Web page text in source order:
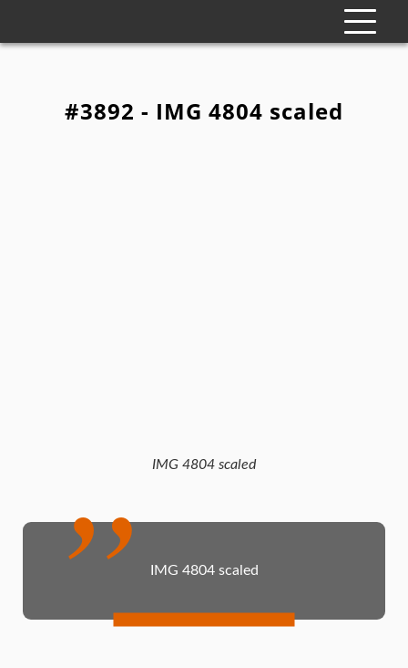
#3892 - IMG 4804 scaled
IMG 4804 scaled
IMG 4804 scaled